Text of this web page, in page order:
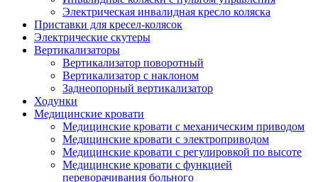
Электрическая инвалидная кресло коляска
Приставки для кресел-колясок
Электрические скутеры
Вертикализаторы
Вертикализатор поворотный
Вертикализатор с наклоном
Заднеопорный вертикализатор
Ходунки
Медицинские кровати
Медицинские кровати с механическим приводом
Медицинские кровати с электроприводом
Медицинские кровати с регулировкой по высоте
Медицинские кровати с функцией
переворачивания больного